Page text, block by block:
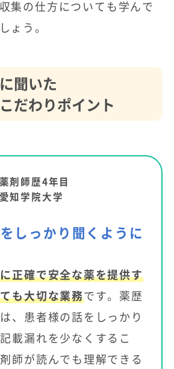
集の仕方についても学んで
ょう。
聞いた
だわりポイント
薬剤師歴4年目
愛知学院大学
しっかり聞くように
正確で安全な薬を提供す
も大切な業務です。薬歴
、患者様の話をしっかり
載漏れを少なくするこ
師が読んでも理解できる